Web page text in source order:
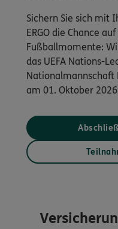
Sichern Sie sich mit
ERGO die Chance
Fußballmomente:
das UEFA Nations-
Nationalmannschaft
am 01. Oktober